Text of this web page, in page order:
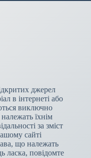
джерел
в інтернеті або
виключно
їхнім
за зміст
сайті
що належать
ласка, повідомте